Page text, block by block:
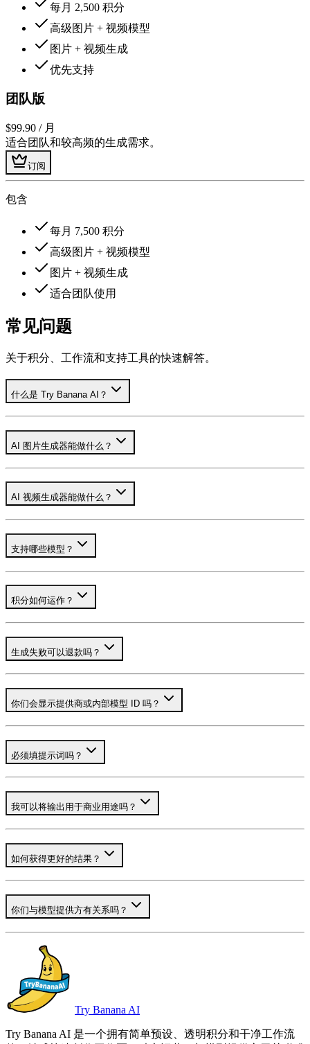
每月 2,500 积分
高级图片 + 视频模型
图片 + 视频生成
优先支持
团队版
$99.90 / 月
适合团队和较高频的生成需求。
订阅
包含
每月 7,500 积分
高级图片 + 视频模型
图片 + 视频生成
适合团队使用
常见问题
关于积分、工作流和支持工具的快速解答。
什么是 Try Banana AI？
AI 图片生成器能做什么？
AI 视频生成器能做什么？
支持哪些模型？
积分如何运作？
生成失败可以退款吗？
你们会显示提供商或内部模型 ID 吗？
必须填提示词吗？
我可以将输出用于商业用途吗？
如何获得更好的结果？
你们与模型提供方有关系吗？
Try Banana AI
Try Banana AI 是一个拥有简单预设、透明积分和干净工作流